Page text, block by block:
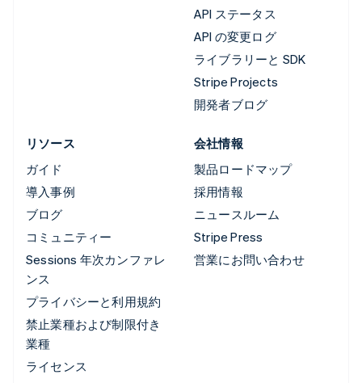
API ステータス
API の変更ログ
ライブラリーと SDK
Stripe Projects
開発者ブログ
リソース
ガイド
導入事例
ブログ
コミュニティー
Sessions 年次カンファレ
ンス
プライバシーと利用規約
禁止業種および制限付き
業種
ライセンス
会社情報
製品ロードマップ
採用情報
ニュースルーム
Stripe Press
営業にお問い合わせ